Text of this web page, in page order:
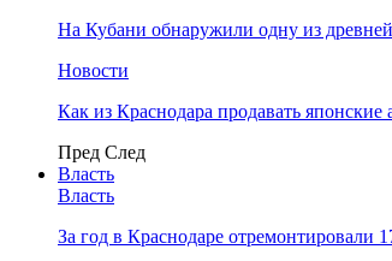
На Кубани обнаружили одну из
Новости
Как из Краснодара продавать японские
Пред След
Власть
Власть
За год в Краснодаре отремонтировали